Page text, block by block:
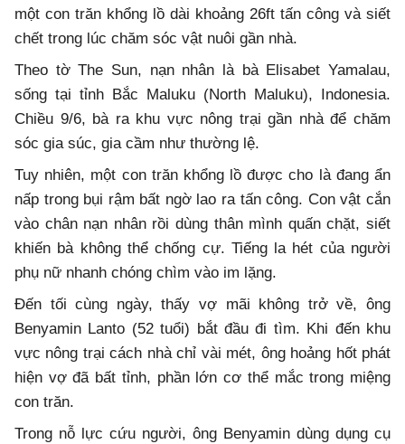
một con trăn khổng lồ dài khoảng 26ft tấn công và siết
chết trong lúc chăm sóc vật nuôi gần nhà.
Theo tờ The Sun, nạn nhân là bà Elisabet Yamalau,
sống tại tỉnh Bắc Maluku (North Maluku), Indonesia.
Chiều 9/6, bà ra khu vực nông trại gần nhà để chăm
sóc gia súc, gia cầm như thường lệ.
Tuy nhiên, một con trăn khổng lồ được cho là đang ẩn
nấp trong bụi rậm bất ngờ lao ra tấn công. Con vật cắn
vào chân nạn nhân rồi dùng thân mình quấn chặt, siết
khiến bà không thể chống cự. Tiếng la hét của người
phụ nữ nhanh chóng chìm vào im lặng.
Đến tối cùng ngày, thấy vợ mãi không trở về, ông
Benyamin Lanto (52 tuổi) bắt đầu đi tìm. Khi đến khu
vực nông trại cách nhà chỉ vài mét, ông hoảng hốt phát
hiện vợ đã bất tỉnh, phần lớn cơ thể mắc trong miệng
con trăn.
Trong nỗ lực cứu người, ông Benyamin dùng dụng cụ